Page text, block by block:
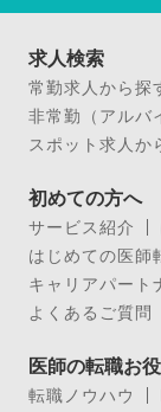
求人検索
常勤求人から探
非常勤（アルバ
スポット求人か
初めての方へ
サービス紹介
はじめての医師
キャリアパート
よくあるご質問
医師の転職お
転職ノウハウ